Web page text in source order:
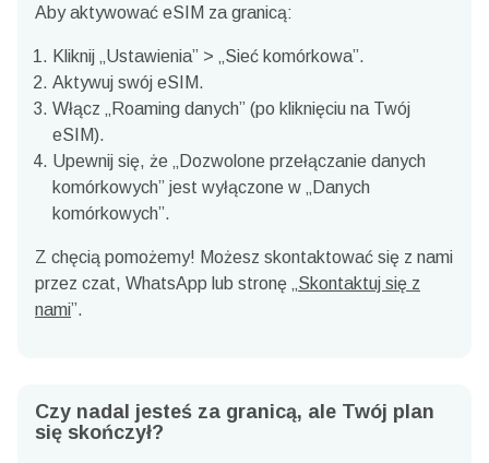
Aby aktywować eSIM za granicą:
Kliknij „Ustawienia” > „Sieć komórkowa”.
Aktywuj swój eSIM.
Włącz „Roaming danych” (po kliknięciu na Twój
eSIM).
Upewnij się, że „Dozwolone przełączanie danych
komórkowych” jest wyłączone w „Danych
komórkowych”.
Z chęcią pomożemy! Możesz skontaktować się z nami
przez czat, WhatsApp lub stronę „ Skontaktuj się z
nami”.
Czy nadal jesteś za granicą, ale Twój plan
się skończył?